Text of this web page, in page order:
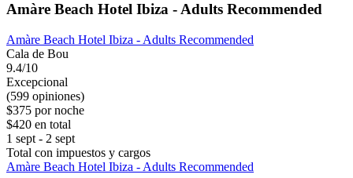
Amàre Beach Hotel Ibiza - Adults Recommended
Amàre Beach Hotel Ibiza - Adults Recommended
Cala de Bou
9.4/10
Excepcional
(599 opiniones)
$375 por noche
$420 en total
1 sept - 2 sept
Total con impuestos y cargos
Amàre Beach Hotel Ibiza - Adults Recommended